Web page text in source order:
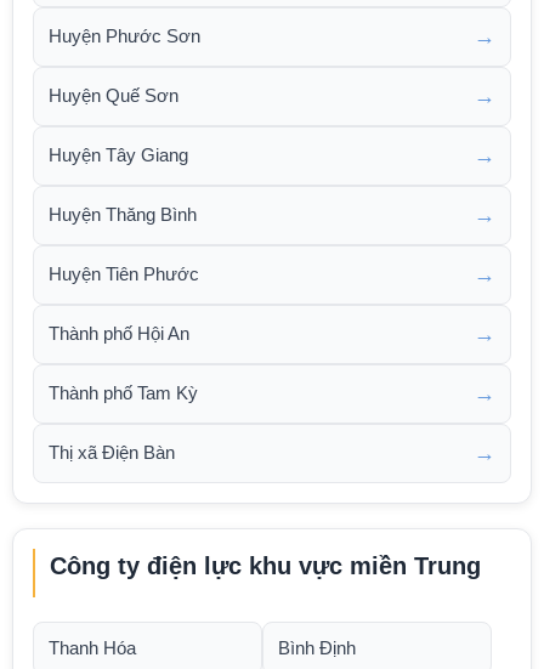
Huyện Phước Sơn →
Huyện Quế Sơn →
Huyện Tây Giang →
Huyện Thăng Bình →
Huyện Tiên Phước →
Thành phố Hội An →
Thành phố Tam Kỳ →
Thị xã Điện Bàn →
Công ty điện lực khu vực miền Trung
Thanh Hóa Bình Định